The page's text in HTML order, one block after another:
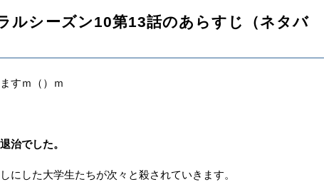
ルシーズン10第13話のあらすじ（ネタバ
すｍ（）ｍ
治でした。
にした大学生たちが次々と殺されていきます。